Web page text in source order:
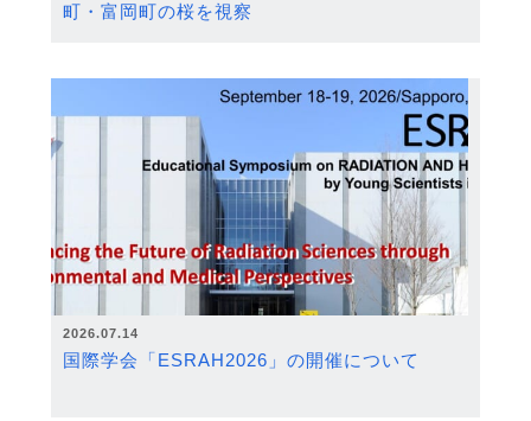
町・富岡町の桜を視察
2026.07.14
国際学会「ESRAH2026」の開催について